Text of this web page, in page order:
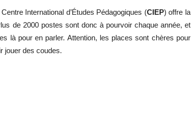
International d’Études Pédagogiques (CIEP) offre la
de 2000 postes sont donc à pourvoir chaque année, et
là pour en parler. Attention, les places sont chères pour
jouer des coudes.